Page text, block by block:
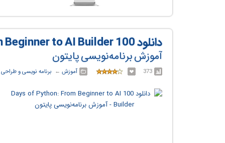
دانلود 100 Days of Python: From Beginner to AI Builder
آموزش برنامه‌نویسی پایتون
373 آموزش ← ‏ برنامه نویسی و